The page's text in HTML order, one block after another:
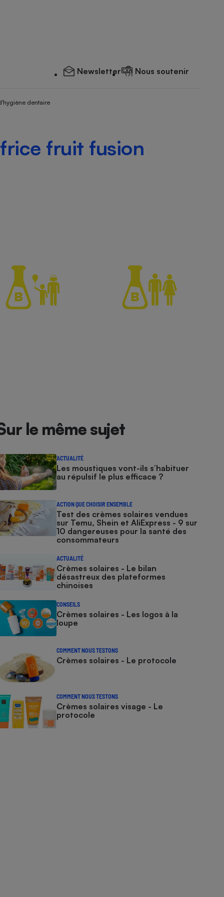
Newsletter Nous soutenir
dentaire
fruit fusion
le même sujet
ACTUALITÉ
Les moustiques vont-ils s’habituer
au répulsif le plus efficace ?
ACTION QUE CHOISIR ENSEMBLE
Test des crèmes solaires vendues
sur Temu, Shein et AliExpress - 9 sur
10 dangereuses pour la santé des
consommateurs
ACTUALITÉ
Crèmes solaires - Le bilan
désastreux des plateformes
chinoises
CONSEILS
Crèmes solaires - Les logos à la
loupe
COMMENT NOUS TESTONS
Crèmes solaires - Le protocole
COMMENT NOUS TESTONS
Crèmes solaires visage - Le
protocole